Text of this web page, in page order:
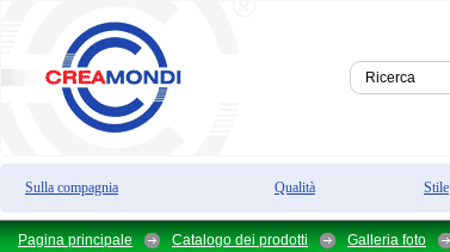
Sulla compagnia Qualità Stile
Pagina principale Catalogo dei prodotti Galleria foto